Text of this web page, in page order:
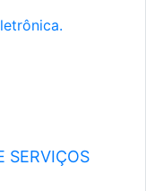
SERVIÇOS